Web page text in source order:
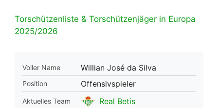
Torschützenliste & Torschützenjäger in Europa
2025/2026
Voller Name Willian José da Silva
Position Offensivspieler
Aktuelles Team Real Betis